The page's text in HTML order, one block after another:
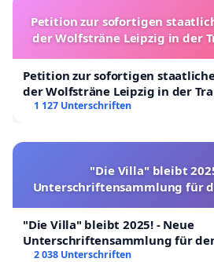
Petition zur sofortigen
der Wolfsträne Leipzig in der
Petition zur sofortigen
der Wolfsträne Leipzig in der
1 127 Unterschriften
"Die Villa" bleibt
Unterschriftensammlung für
"Die Villa" bleibt 2025! - Neue
Unterschriftensammlung für
2 038 Unterschriften